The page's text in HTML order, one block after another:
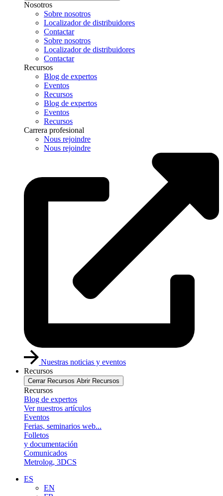
Nosotros
Sobre nosotros
Localizador de distribuidores
Contactar
Sobre nosotros
Localizador de distribuidores
Contactar
Recursos
Blog de expertos
Eventos
Recursos
Blog de expertos
Eventos
Recursos
Carrera profesional
Nous rejoindre
Nous rejoindre
Nuestras noticias y eventos
Recursos
Cerrar Recursos Abrir Recursos
Recursos
Blog de expertos
Ver nuestros artículos
Eventos
Ferias, seminarios web...
Folletos
y documentación
Comunicados
Metrolog, 3DCS
ES
EN